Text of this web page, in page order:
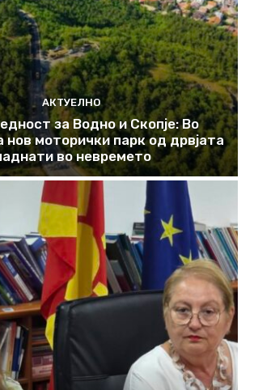
АКТУЕЛНО
за Водно и Скопје: Во
нов моторички парк од дрвјата
во невремето